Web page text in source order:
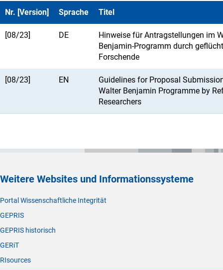
Nr. [Version] Sprache Titel
[08/23] DE
Hinweise für Antragstellungen im
Benjamin-Programm durch
Forschende
[08/23] EN
Guidelines for Proposal
Walter Benjamin Programme by
Researchers
Weitere Websites und Informationssysteme
Portal Wissenschaftliche Integrität
GEPRIS
GEPRIS historisch
GERiT
RIsources